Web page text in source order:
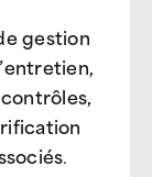
gestion
.